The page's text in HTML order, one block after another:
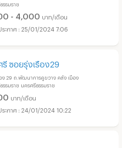
รรมราช
- 4,000 บาท/เดือน
25/01/2024 7:06
รี ซอยรุ่งเรือง29
อง 29 ถ.พัฒนาการคูขวาง คลัง เมือง
รรมราช นครศรีธรรมราช
บาท/เดือน
24/01/2024 10:22